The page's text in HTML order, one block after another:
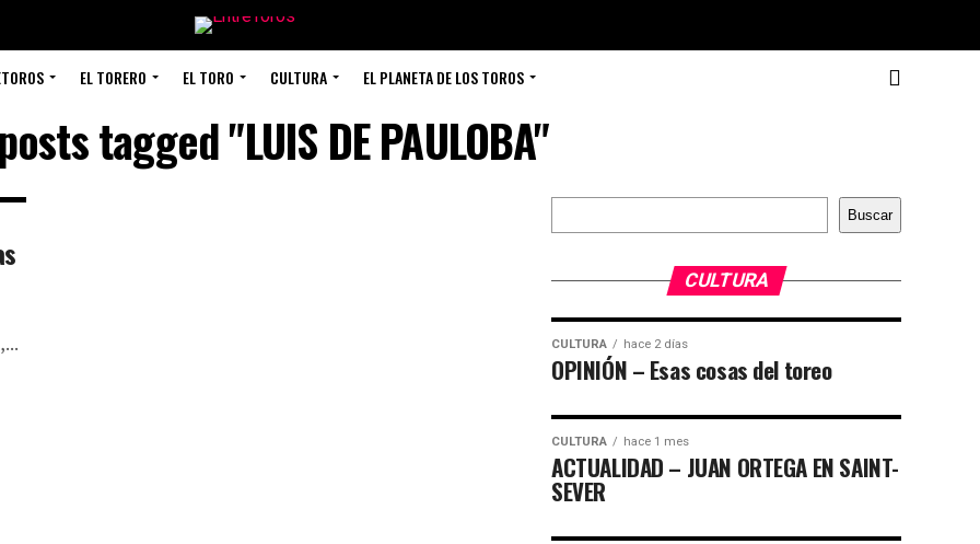
EL TORERO EL TORO CULTURA EL PLANETA DE LOS TOROS
tagged "LUIS DE PAULOBA"
Buscar
Buscar
CULTURA
CULTURA hace 2 días
OPINIÓN – Esas cosas del toreo
CULTURA hace 1 mes
ACTUALIDAD – JUAN ORTEGA EN SAINT-
SEVER